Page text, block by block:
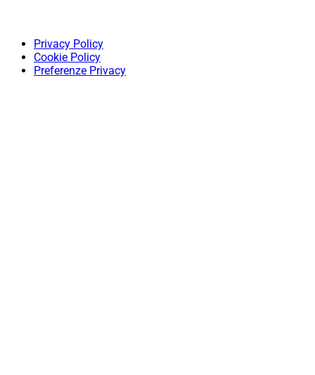
Privacy Policy
Cookie Policy
Preferenze Privacy